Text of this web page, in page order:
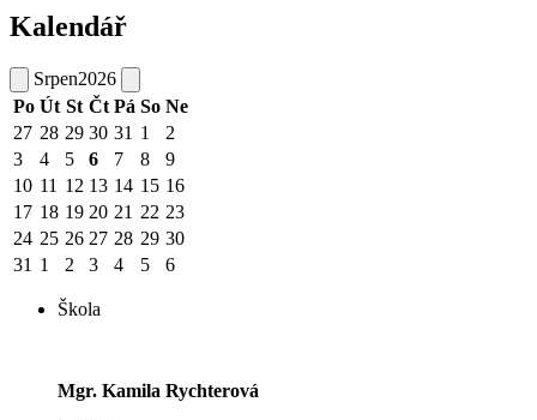
Kalendář
Srpen2026
Po Út St Čt Pá So Ne
27 28 29 30 31 1
2
3
4 5 6 7 8
9
10 11 12 13 14 15 16
17 18 19 20 21 22 23
24 25 26 27 28 29 30
31 1 2 3 4 5 6
Škola
Mgr. Kamila Rychterová